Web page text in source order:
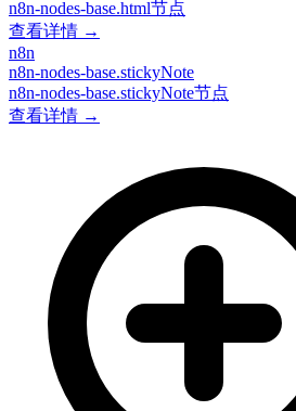
n8n-nodes-base.html节点
查看详情 →
n8n
n8n-nodes-base.stickyNote
n8n-nodes-base.stickyNote节点
查看详情 →